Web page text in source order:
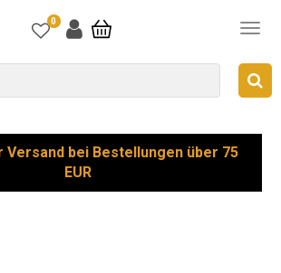
0
Versand bei Bestellungen über 75
EUR